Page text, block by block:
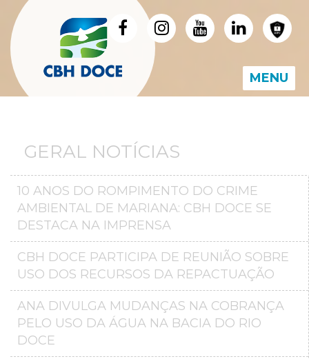
MENU
GERAL NOTÍCIAS
10 ANOS DO ROMPIMENTO DO CRIME
AMBIENTAL DE MARIANA: CBH DOCE SE
DESTACA NA IMPRENSA
CBH DOCE PARTICIPA DE REUNIÃO SOBRE
USO DOS RECURSOS DA REPACTUAÇÃO
ANA DIVULGA MUDANÇAS NA COBRANÇA
PELO USO DA ÁGUA NA BACIA DO RIO
DOCE